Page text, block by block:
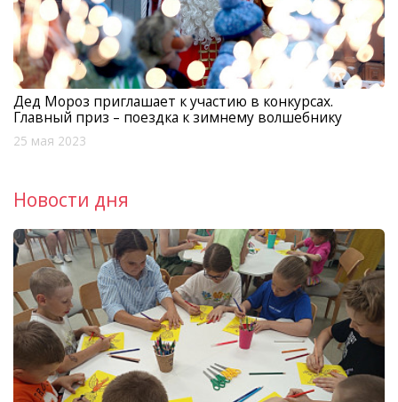
Дед Мороз приглашает к участию в конкурсах.
Главный приз – поездка к зимнему волшебнику
25 мая 2023
Новости дня